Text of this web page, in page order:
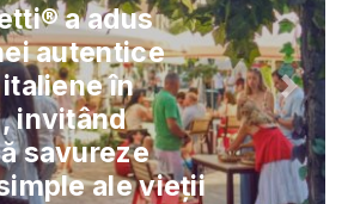
a adus
autentice
în
invitând
savureze
ale vieții